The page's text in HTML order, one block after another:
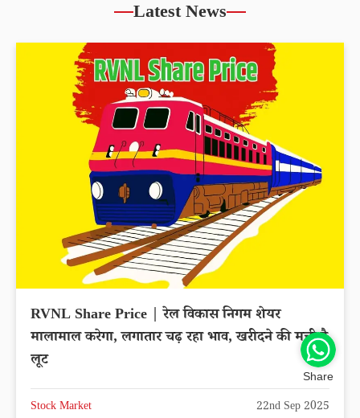
Latest News
RVNL Share Price | रेल विकास निगम शेयर
मालामाल करेगा, लगातार चढ़ रहा भाव, खरीदने की मची है
लूट
Stock Market 22nd Sep 2025
Share